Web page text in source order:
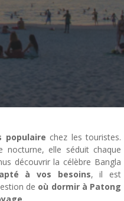
populaire chez les touristes.
nocturne, elle séduit chaque
découvrir la célèbre Bangla
à vos besoins, il est
de où dormir à Patong